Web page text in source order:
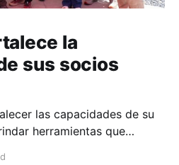
la
sus socios
las capacidades de su
herramientas que